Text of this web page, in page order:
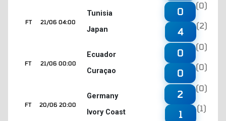
21/06 04:00
FT
Tunisia
Japan
0
(0)
4
(2)
21/06 00:00
FT
Ecuador
Curaçao
0
(0)
0
(0)
20/06 20:00
FT
Germany
Ivory Coast
2
(0)
1
(1)